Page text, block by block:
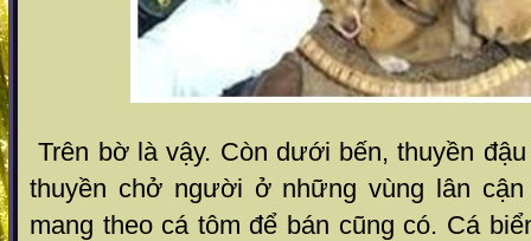
Trên bờ là vậy. Còn dưới bến, thuyền
thuyền chở người ở những vùng lân
mang theo cá tôm để bán cũng có. Cá